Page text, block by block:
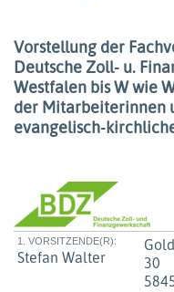
Vorstellung der
Deutsche Zoll- u.
Westfalen bis W wie
der Mitarbeiterinnen
evangelisch-
1. VORSITZENDE(R):
Stefan Walter
30